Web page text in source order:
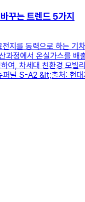
꾸는 트렌드 5가지
지를 동력으로 하는 기
과정에서 온실가스를 배
여, 차세대 친환경 모빌
퍼널 S-A2 &lt;출처: 현대